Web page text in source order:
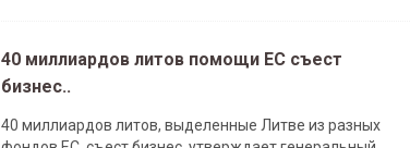
40 миллиардов литов помощи ЕС съест
бизнес..
40 миллиардов литов, выделенные Литве из разных